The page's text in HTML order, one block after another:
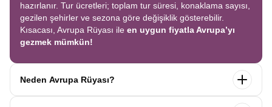
hazırlanır. Tur ücretleri; toplam tur süresi, konaklama sayısı,
gezilen şehirler ve sezona göre değişiklik gösterebilir.
Kısacası, Avrupa Rüyası ile en uygun fiyatla Avrupa’yı
gezmek mümkün!
Neden Avrupa Rüyası?
tek seferde birçok